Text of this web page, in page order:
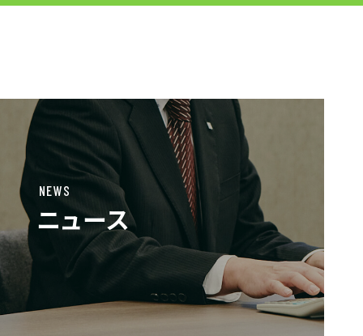
ＦＪＵＴプラス株式会社
お仕事をお探しの方へ
企業のご担当者様へ
NEWS
ニュース